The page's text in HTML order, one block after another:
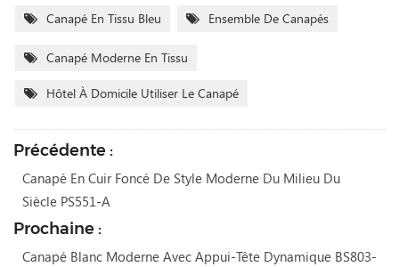
Canapé En Tissu Bleu Ensemble De Canapés
Canapé Moderne En Tissu
Hôtel À Domicile Utiliser Le Canapé
Précédente :
Canapé En Cuir Foncé De Style Moderne Du Milieu Du
Siècle PS551-A
Prochaine :
Canapé Blanc Moderne Avec Appui-Tête Dynamique BS803-